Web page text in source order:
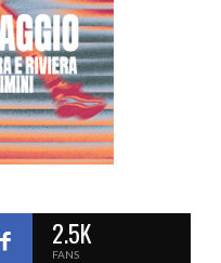
2.5K
FANS